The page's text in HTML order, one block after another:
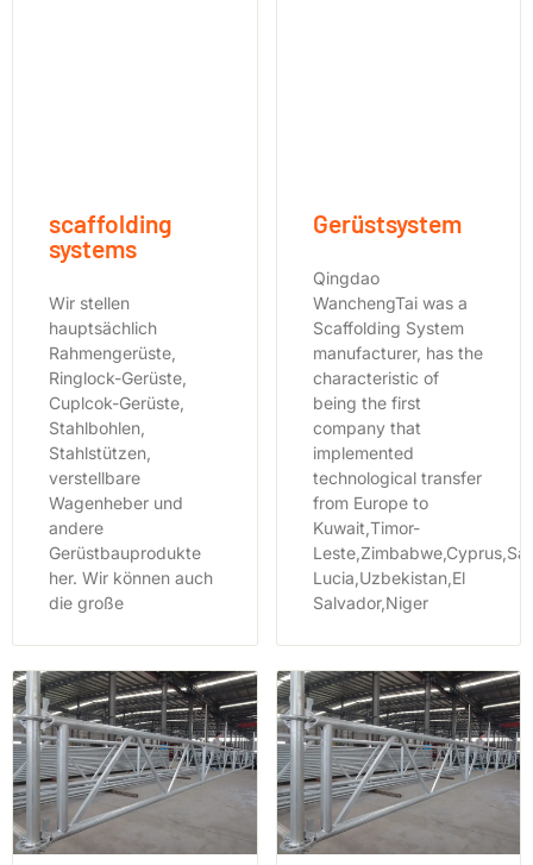
scaffolding
systems
Wir stellen
hauptsächlich
Rahmengerüste,
Ringlock-Gerüste,
Cuplcok-Gerüste,
Stahlbohlen,
Stahlstützen,
verstellbare
Wagenheber und
andere
Gerüstbauprodukte
her. Wir können auch
die große
Gerüstsystem
Qingdao
WanchengTai was a
Scaffolding System
manufacturer, has the
characteristic of
being the first
company that
implemented
technological transfer
from Europe to
Kuwait,Timor-
Lucia,Uzbekistan,El
Salvador,Niger